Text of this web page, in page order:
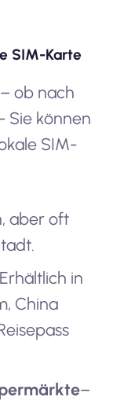
SIM-Karte
ob nach
Sie können
SIM-
aber oft
in
China
–